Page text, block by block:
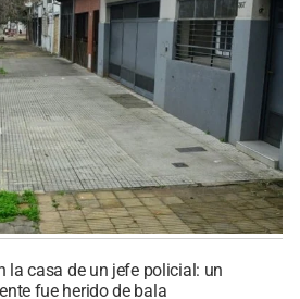
la casa de un jefe policial: un
fue herido de bala